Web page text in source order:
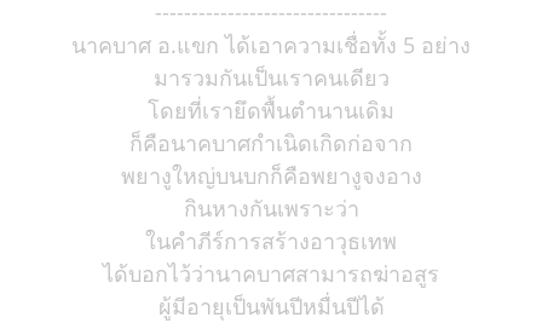
--------------------------------
นาคบาศ อ.แขก ได้เอาความเชื่อทั้ง 5 อย่าง
มารวมกันเป็นเราคนเดียว
โดยที่เรายึดพื้นตำนานเดิม
ก็คือนาคบาศกำเนิดเกิดก่อจาก
พยางูใหญ่บนบกก็คือพยางูจงอาง
กินหางกันเพราะว่า
ในคำภีร์การสร้างอาวุธเทพ
ได้บอกไว้ว่านาคบาศสามารถฆ่าอสูร
ผู้มีอายุเป็นพันปีหมื่นปีได้